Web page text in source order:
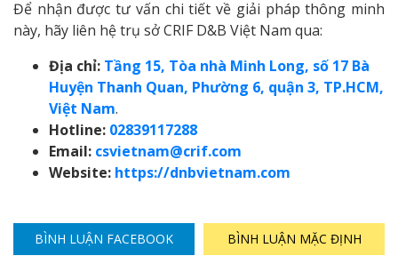
Để nhận được tư vấn chi tiết về giải pháp thông minh
này, hãy liên hệ trụ sở CRIF D&B Việt Nam qua:
Địa chỉ: Tầng 15, Tòa nhà Minh Long, số 17 Bà
Huyện Thanh Quan, Phường 6, quận 3, TP.HCM,
Việt Nam.
Hotline: 02839117288
Email: csvietnam@crif.com
Website: https://dnbvietnam.com
BÌNH LUẬN FACEBOOK BÌNH LUẬN MẶC ĐỊNH